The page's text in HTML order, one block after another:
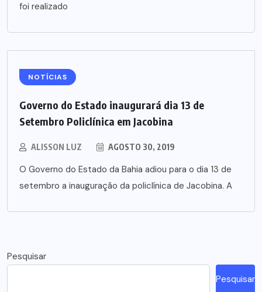
foi realizado
NOTÍCIAS
Governo do Estado inaugurará dia 13 de
Setembro Policlínica em Jacobina
ALISSON LUZ AGOSTO 30, 2019
O Governo do Estado da Bahia adiou para o dia 13 de
setembro a inauguração da policlínica de Jacobina. A
Pesquisar
Pesquisar